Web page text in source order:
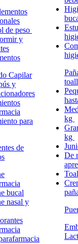
de peso
y
Capilar
y
para
de
bucal
nasal y
kg
kg
De